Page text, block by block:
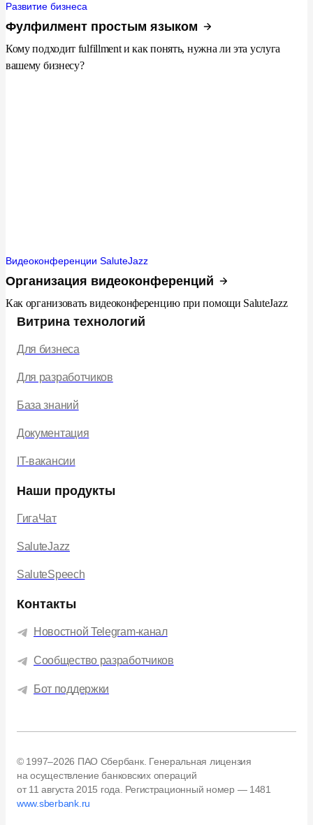
Развитие бизнеса
Фулфилмент простым языком
Кому подходит fulfillment и как понять, нужна ли эта услуга
вашему бизнесу?
Видеоконференции SaluteJazz
Организация видеоконференций
Как организовать видеоконференцию при помощи SaluteJazz
Витрина технологий
Для бизнеса
Для разработчиков
База знаний
Документация
IT-вакансии
Наши продукты
ГигаЧат
SaluteJazz
SaluteSpeech
Контакты
Новостной Telegram-канал
Сообщество разработчиков
Бот поддержки
© 1997–2026 ПАО Сбербанк. Генеральная лицензия
на осуществление банковских операций
от 11 августа 2015 года. Регистрационный номер — 1481
www.sberbank.ru